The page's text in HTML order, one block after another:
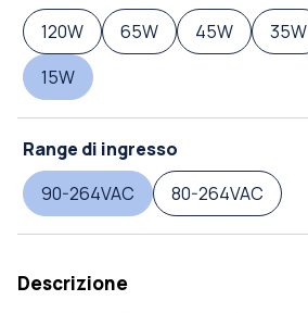
120W
65W 45W 35W
15W
Range di ingresso
90-264VAC
80-264VAC
Descrizione